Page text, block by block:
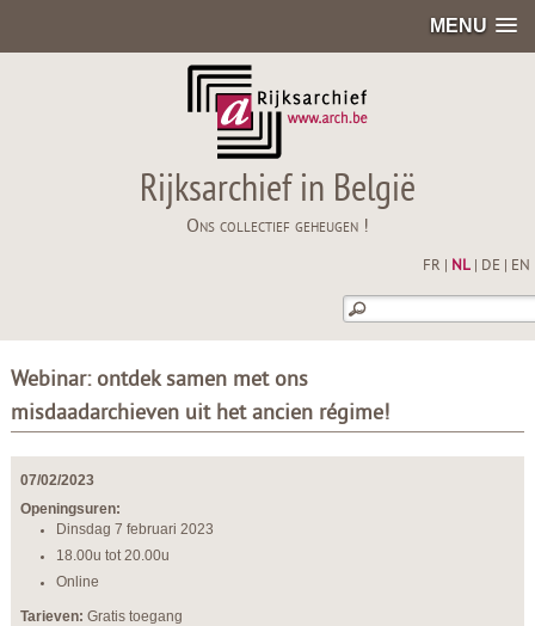
MENU
Rijksarchief in België
Ons collectief geheugen !
FR NL| DE EN
Webinar: ontdek samen met ons
misdaadarchieven uit het ancien régime!
07/02/2023
Openingsuren:
Dinsdag 7 februari 2023
18.00u tot 20.00u
Online
Tarieven: Gratis toegang